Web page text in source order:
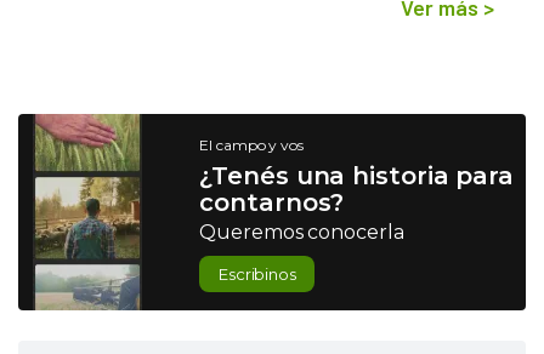
Ver más >
El campo y vos
¿Tenés una historia para
contarnos?
Queremos conocerla
Escribinos